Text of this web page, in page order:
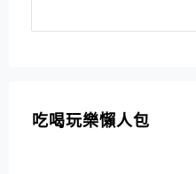
吃喝玩樂懶人包